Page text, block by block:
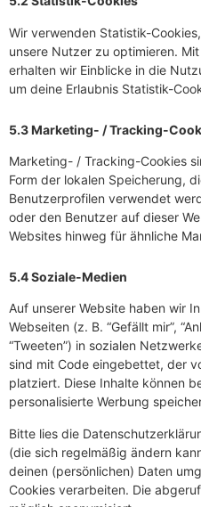
Wir verwenden Statistik-
unsere Nutzer zu optimieren.
erhalten wir Einblicke in die
um deine Erlaubnis Statistik-
5.3 Marketing- / Tracking-
Marketing- / Tracking-Cookies
Form der lokalen Speicherung,
Benutzerprofilen verwendet
oder den Benutzer auf dieser
Websites hinweg für ähnliche
5.4 Soziale-Medien
Auf unserer Website haben wir
Webseiten (z. B. “Gefällt mir”,
“Tweeten”) in sozialen
sind mit Code eingebettet, der
platziert. Diese Inhalte können
personalisierte Werbung
Bitte lies die
(die sich regelmäßig ändern
deinen (persönlichen) Daten
Cookies verarbeiten. Die